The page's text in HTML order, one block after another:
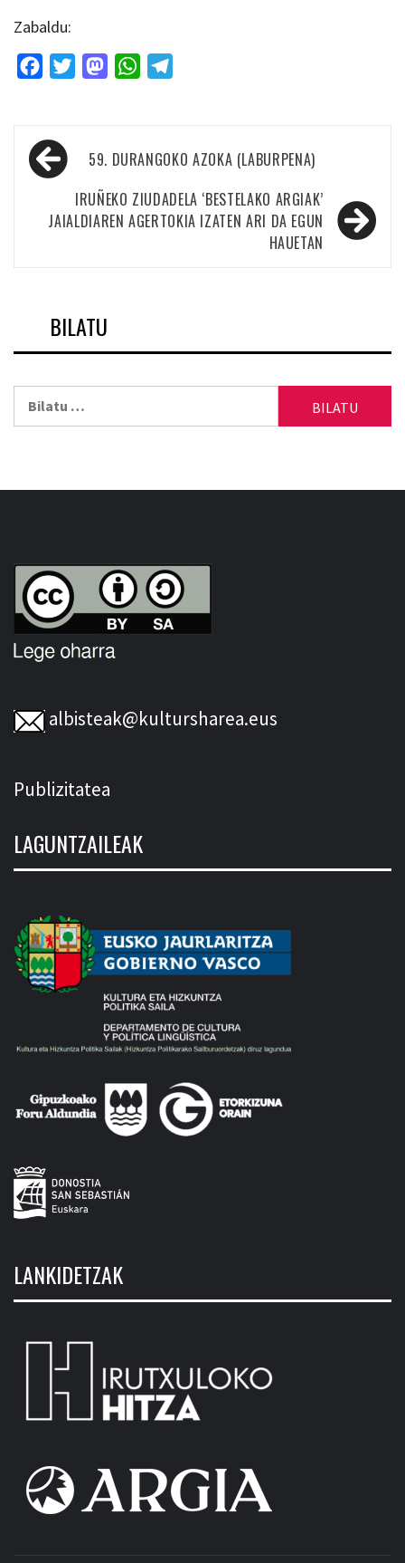
Zabaldu:
FacebookTwitterMastodonWhatsApp
Bidalketetan
zehar
nabigatu
59. DURANGOKO AZOKA (LABURPENA)
IRUÑEKO ZIUDADELA ‘BESTELAKO ARGIAK’
JAIALDIAREN AGERTOKIA IZATEN ARI DA EGUN
HAUETAN
BILATU
albisteak@kultursharea.eus
Publizitatea
LAGUNTZAILEAK
LANKIDETZAK